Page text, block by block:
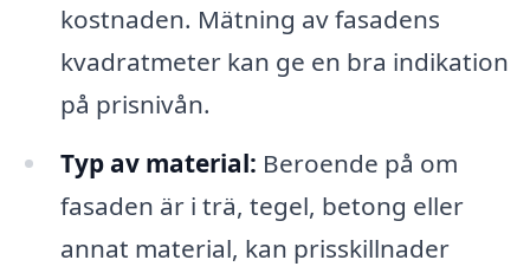
kostnaden. Mätning av fasadens
kvadratmeter kan ge en bra indikation
på prisnivån.
Typ av material: Beroende på om
fasaden är i trä, tegel, betong eller
annat material, kan prisskillnader